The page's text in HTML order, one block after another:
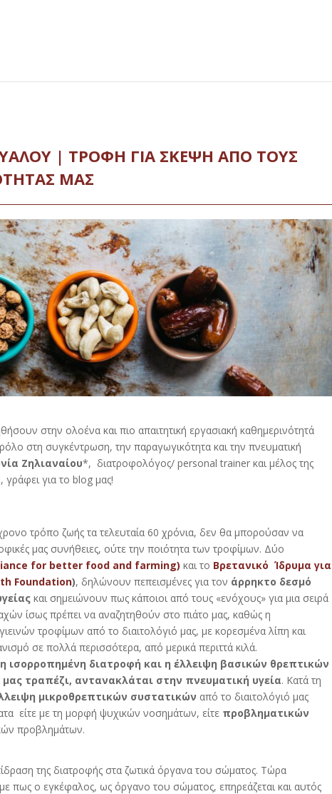
| ΤΡΟΦΗ ΓΙΑ ΣΚΕΨΗ ΑΠΟ ΤΟΥΣ
ΜΑΣ
στην ολοένα και πιο απαιτητική εργασιακή καθημερινότητά
στη συγκέντρωση, την παραγωγικότητα και την πνευματική
Ζηλιαναίου*, διατροφολόγος/ personal trainer και μέλος της
για το blog μας!
τρόπο ζωής τα τελευταία 60 χρόνια, δεν θα μπορούσαν να
μας συνήθειες, ούτε την ποιότητα των τροφίμων. Δύο
for better food and farming) και το Βρετανικό Ίδρυμα για
Foundation), δηλώνουν πεπεισμένες για τον άρρηκτο δεσμό
και σημειώνουν πως κάποιοι από τους «ενόχους» για μια σειρά
ίσως πρέπει να αναζητηθούν στο πιάτο μας, καθώς η
τροφίμων από το διαιτολόγιό μας, με κορεσμένα λίπη και
σε πολλά περισσότερα, από μερικά περιττά κιλά.
ισορροπημένη διατροφή και η έλλειψη βασικών θρεπτικών
τραπέζι, αντανακλάται στην πνευματική υγεία. Κατά τη
μικροθρεπτικών συστατικών από το διαιτολόγιό μας
είτε με τη μορφή ψυχικών νοσημάτων, είτε προβληματικών
προβλημάτων.
της διατροφής στα ζωτικά όργανα του σώματος. Τώρα
πως ο εγκέφαλος, ως όργανο του σώματος, επηρεάζεται και αυτός